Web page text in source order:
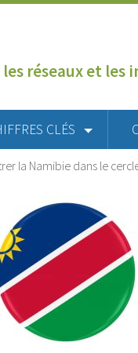
réseaux et les
CLÉS
la Namibie dans le